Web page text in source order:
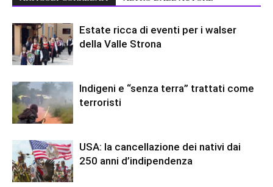
Estate ricca di eventi per i walser
della Valle Strona
Indigeni e “senza terra” trattati come
terroristi
USA: la cancellazione dei nativi dai
250 anni d’indipendenza